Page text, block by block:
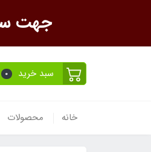
جهت
سبد خرید 0
خانه محصولات